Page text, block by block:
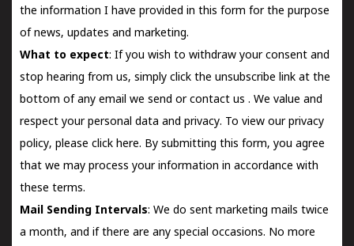
the information I have provided in this form for the purpose
of news, updates and marketing.
What to expect: If you wish to withdraw your consent and
stop hearing from us, simply click the unsubscribe link at the
bottom of any email we send orcontact us . We value and
respect your personal data and privacy. To view our privacy
policy, please click here. By submitting this form, you agree
that we may process your information in accordance with
these terms.
Mail Sending Intervals: We do sent marketing mails twice
a month, and if there are any special occasions. No more